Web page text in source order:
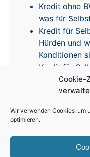
Cookie-
Wir verwenden Cookies, um
optimieren.
Kredit ohne
was für
Kredit für
Hürden und
Konditionen
Kredit für
Erfahrungen